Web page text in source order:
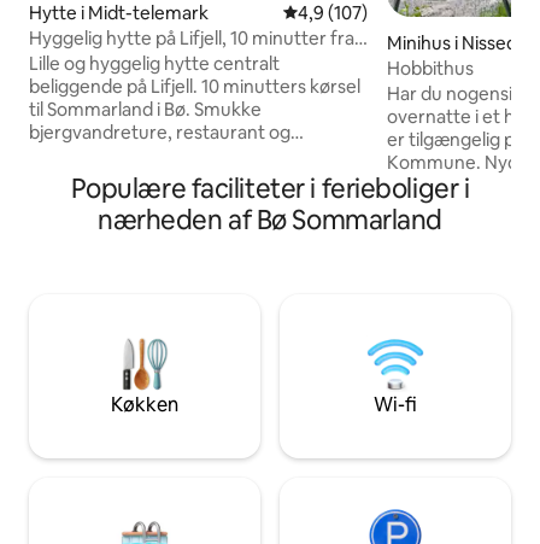
Hytte i Midt-telemark 4,9 ud af 5 i gennemsnitlig
4,9 (107)
Hyggelig hytte på Lifjell, 10 minutter fra
Bø Sommarland
Lille og hyggelig hytte centralt
beliggende på Lifjell. 10 minutters kørsel
til Sommarland i Bø. Smukke
bjergvandreture, restaurant og
hele vejen frem og privat parkering til 2
venter dejlige dage med aktiviteter eller
skal medbringes. Nyt badeværelse med
bruser, køkken med opvaskemaskine og
terrasse. Du vasker selv ud.
Minihus i Nissedal
Hobbithus
Har du
overnatte i et
er tilgængelig på
Kommune. Nyd den friske luft, og se på
stjernerne. Kend
Smil og smil
selskab. Find din
håndklæderne er klar.
eller langs
Populære faciliteter i ferieboliger i
nærheden af Bø Sommarland
Køkken Wi-fi